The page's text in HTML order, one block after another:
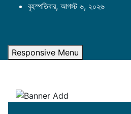
বৃহস্পতিবার, আগস্ট ৬, ২০২৬
Responsive Menu